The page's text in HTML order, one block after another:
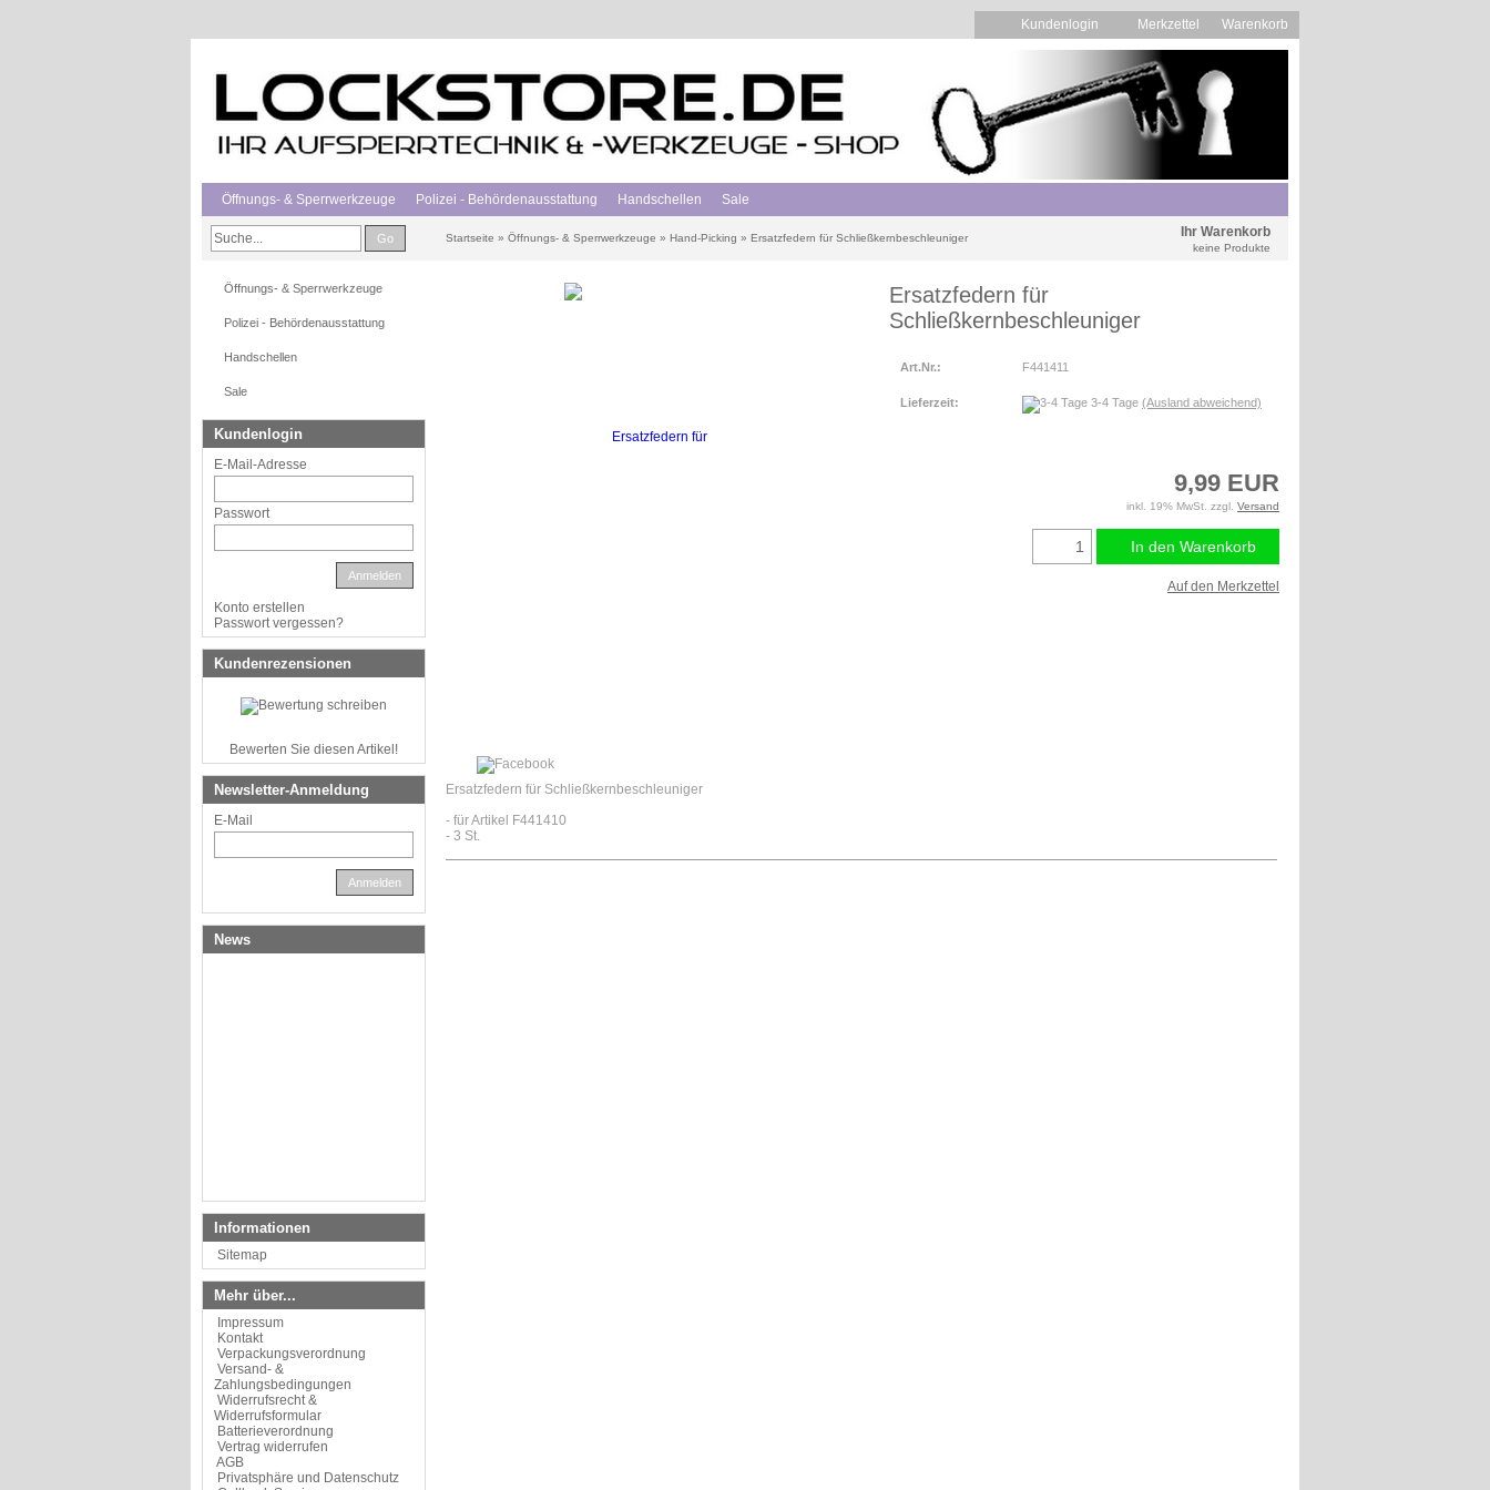
Kundenlogin Merkzettel Warenkorb
Öffnungs- & Sperrwerkzeuge Polizei - Behördenausstattung Handschellen Sale
Go Startseite » Öffnungs- & Sperrwerkzeuge » Hand-Picking » Ersatzfedern für Schließkernbeschleuniger Ihr Warenkorb
keine Produkte
Ersatzfedern für
Schließkernbeschleuniger
Art.Nr.: F441411
Lieferzeit: 3-4 Tage (Ausland abweichend)
9,99 EUR
inkl. 19% MwSt. zzgl. Versand
In den Warenkorb
Auf den Merkzettel
Ersatzfedern für Schließkernbeschleuniger
- für Artikel F441410
- 3 St.
Öffnungs- & Sperrwerkzeuge
Polizei - Behördenausstattung
Handschellen
Sale
Kundenlogin
E-Mail-Adresse
Passwort
Anmelden
Konto erstellen
Passwort vergessen?
Kundenrezensionen
Bewerten Sie diesen Artikel!
Newsletter-Anmeldung
E-Mail
Anmelden
News
Informationen
Sitemap
Mehr über...
Impressum
Kontakt
Verpackungsverordnung
Versand- &
Zahlungsbedingungen
Widerrufsrecht &
Widerrufsformular
Batterieverordnung
Vertrag widerrufen
AGB
Privatsphäre und Datenschutz